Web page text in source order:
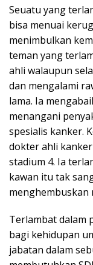
Seuatu yang
bisa menuai
menimbulkan
teman yang
ahli walaupun
dan mengalami
lama. Ia
menangani
spesialis kanker.
dokter ahli
stadium 4. Ia
kawan itu tak
menghembuskan
Terlambat dalam
bagi kehidupan
jabatan dalam